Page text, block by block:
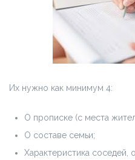
Их нужно как минимум 4:
О прописке (с места
О составе семьи;
Характеристика соседей,